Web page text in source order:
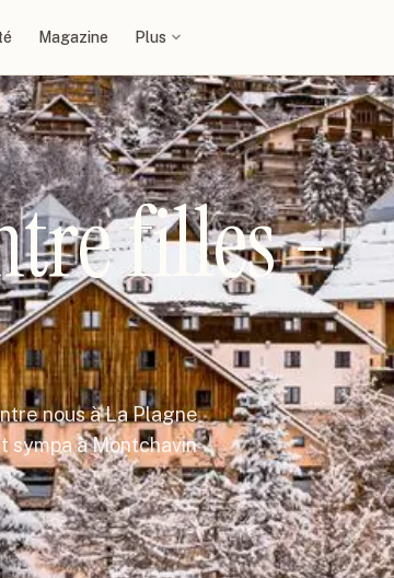
Magazine Plus
filles -
nous à La Plagne
sympa à Montchavin